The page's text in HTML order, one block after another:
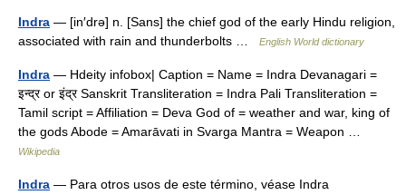
Indra — [in′drə] n. [Sans] the chief god of the early Hindu religion,
associated with rain and thunderbolts …
English World dictionary
Indra — Hdeity infobox| Caption = Name = Indra Devanagari =
इन्द्र or इंद्र Sanskrit Transliteration = Indra Pali Transliteration =
Tamil script = Affiliation = Deva God of = weather and war, king of
the gods Abode = Amarāvati in Svarga Mantra = Weapon …
Wikipedia
Indra — Para otros usos de este término, véase Indra